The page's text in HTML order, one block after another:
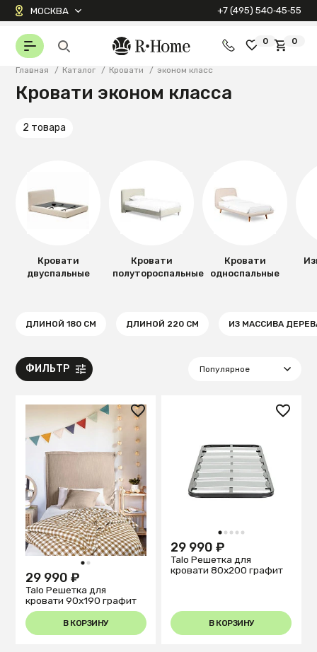
МОСКВА +7 (495) 540‑45‑55
0 0
Главная / Каталог / Кровати / эконом класс
Кровати эконом класса
2 товара
Кровати
двуспальные
Кровати
полутороспальные
Кровати
односпальные
ДЛИНОЙ 180 СМ ДЛИНОЙ 220 СМ ИЗ МАССИВА
ФИЛЬТР
1 2
29 990 ₽
Talo Решетка для
кровати 90х190 графит
В КОРЗИНУ
1 2 3 4 5
29 990 ₽
Talo Решетка для
кровати 80х200 графит
В КОРЗИНУ